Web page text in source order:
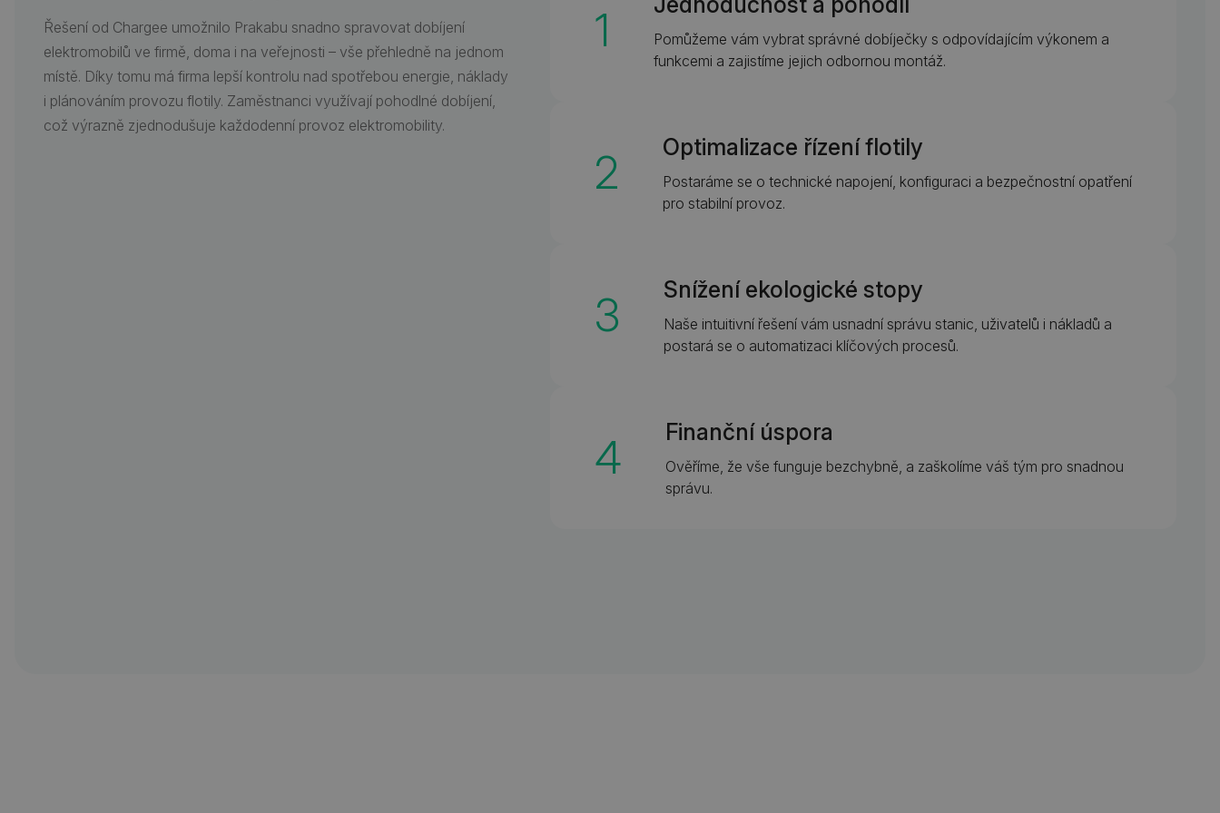
Řešení od Chargee umožnilo Prakabu snadno spravovat dobíjení
elektromobilů ve firmě, doma i na veřejnosti – vše přehledně na jednom
místě. Díky tomu má firma lepší kontrolu nad spotřebou energie, náklady
i plánováním provozu flotily. Zaměstnanci využívají pohodlné dobíjení,
což výrazně zjednodušuje každodenní provoz elektromobility.
1
Pomůžeme vám vybrat správné dobíječky s odpovídajícím výkonem a
funkcemi a zajistíme jejich odbornou montáž.
2 Optimalizace řízení flotily
Postaráme se o technické napojení, konfiguraci a bezpečnostní opatření
pro stabilní provoz.
3 Snížení ekologické stopy
Naše intuitivní řešení vám usnadní správu stanic, uživatelů i nákladů a
postará se o automatizaci klíčových procesů.
4 Finanční úspora
Ověříme, že vše funguje bezchybně, a zaškolíme váš tým pro snadnou
správu.